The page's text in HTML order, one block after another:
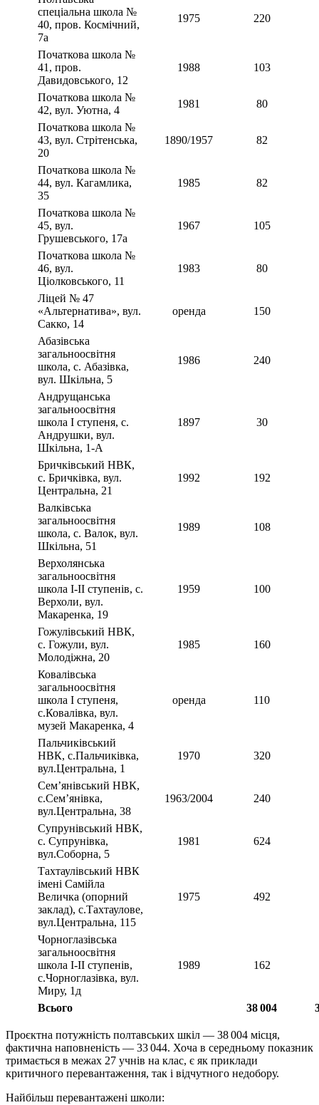
спеціальна школа №
40, пров. Космічний,
7а
1975 220
Початкова школа №
41, пров.
Давидовського, 12
1988 103
Початкова школа №
42, вул. Уютна, 4
1981
80
Початкова школа №
43, вул. Стрітенська,
20
1890/1957 82
Початкова школа №
44, вул. Кагамлика,
35
1985 82
Початкова школа №
45, вул.
Грушевського, 17а
1967 105
Початкова школа №
46, вул.
Ціолковського, 11
1983 80
Ліцей № 47
«Альтернатива», вул.
Сакко, 14
оренда 150
Абазівська
загальноосвітня
школа, с. Абазівка,
вул. Шкільна, 5
1986 240
Андрущанська
загальноосвітня
школа І ступеня, с.
Андрушки, вул.
Шкільна, 1-А
1897 30
Бричківський НВК,
с. Бричківка, вул.
Центральна, 21
1992 192
Валківська
загальноосвітня
школа, с. Валок, вул.
Шкільна, 51
1989 108
Верхолянська
загальноосвітня
школа І-ІІ ступенів, с.
Верхоли, вул.
Макаренка, 19
1959 100
Гожулівський НВК,
с. Гожули, вул.
Молодіжна, 20
1985 160
Ковалівська
загальноосвітня
школа І ступеня,
с.Ковалівка, вул.
музей Макаренка, 4
оренда 110
Пальчиківський
НВК, с.Пальчиківка,
вул.Центральна, 1
1970 320
Сем’янівський НВК,
с.Сем’янівка,
вул.Центральна, 38
1963/2004 240
Супрунівський НВК,
с. Супрунівка,
вул.Соборна, 5
1981 624
Тахтаулівський НВК
імені Самійла
Величка (опорний
заклад), с.Тахтаулове,
вул.Центральна, 115
1975 492
Чорноглазівська
загальноосвітня
школа І-ІІ ступенів,
с.Чорноглазівка, вул.
Миру, 1д
1989 162
Всього 38 004
Проєктна потужність полтавських шкіл — 38 004 місця,
фактична наповненість — 33 044. Хоча в середньому показник
тримається в межах 27 учнів на клас, є як приклади
критичного перевантаження, так і відчутного недобору.
Найбільш перевантажені школи: